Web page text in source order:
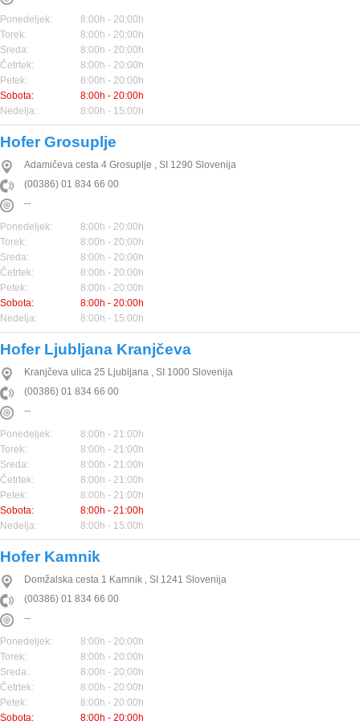
Ponedeljek:
8:00h - 20:00h
Torek:
8:00h - 20:00h
Sreda:
8:00h - 20:00h
Četrtek:
8:00h - 20:00h
Petek:
8:00h - 20:00h
Sobota:
8:00h - 20:00h
Nedelja:
8:00h - 15:00h
Hofer Grosuplje
Adamičeva cesta 4 Grosuplje , SI 1290 Slovenija
(00386) 01 834 66 00
--
Ponedeljek:
8:00h - 20:00h
Torek:
8:00h - 20:00h
Sreda:
8:00h - 20:00h
Četrtek:
8:00h - 20:00h
Petek:
8:00h - 20:00h
Sobota:
8:00h - 20:00h
Nedelja:
8:00h - 15:00h
Hofer Ljubljana Kranjčeva
Kranjčeva ulica 25 Ljubljana , SI 1000 Slovenija
(00386) 01 834 66 00
--
Ponedeljek:
8:00h - 21:00h
Torek:
8:00h - 21:00h
Sreda:
8:00h - 21:00h
Četrtek:
8:00h - 21:00h
Petek:
8:00h - 21:00h
Sobota:
8:00h - 21:00h
Nedelja:
8:00h - 15:00h
Hofer Kamnik
Domžalska cesta 1 Kamnik , SI 1241 Slovenija
(00386) 01 834 66 00
--
Ponedeljek:
8:00h - 20:00h
Torek:
8:00h - 20:00h
Sreda:
8:00h - 20:00h
Četrtek:
8:00h - 20:00h
Petek:
8:00h - 20:00h
Sobota:
8:00h - 20:00h